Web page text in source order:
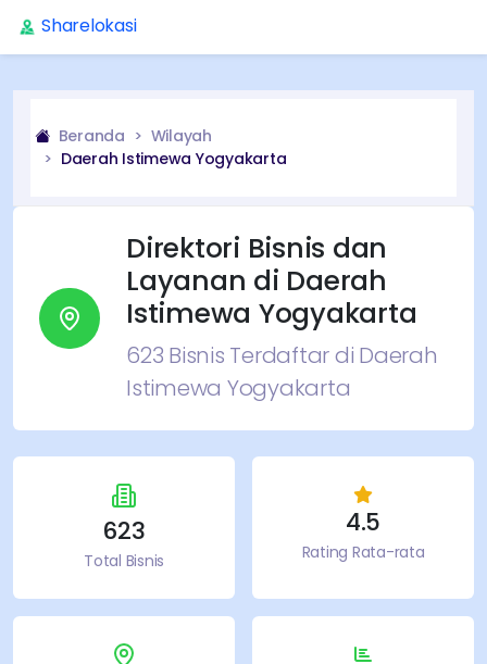
Sharelokasi
Beranda
Wilayah
Daerah Istimewa Yogyakarta
Direktori Bisnis dan
Layanan di Daerah
Istimewa Yogyakarta
623 Bisnis Terdaftar di Daerah
Istimewa Yogyakarta
623
Total Bisnis
4.5
Rating Rata-rata